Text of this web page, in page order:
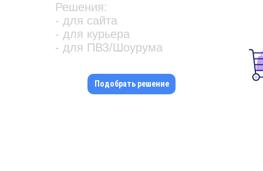
Решения:
- для сайта
- для курьера
- для ПВЗ/Шоурума
Подобрать решение